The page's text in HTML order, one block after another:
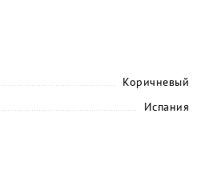
Коричневый
Испания